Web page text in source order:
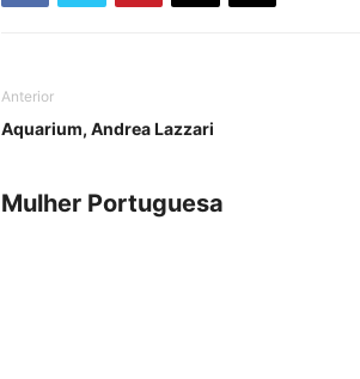
Anterior
Aquarium, Andrea Lazzari
Mulher Portuguesa